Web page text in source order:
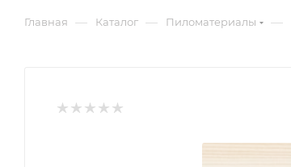
Главная — Каталог — Пиломатериалы —